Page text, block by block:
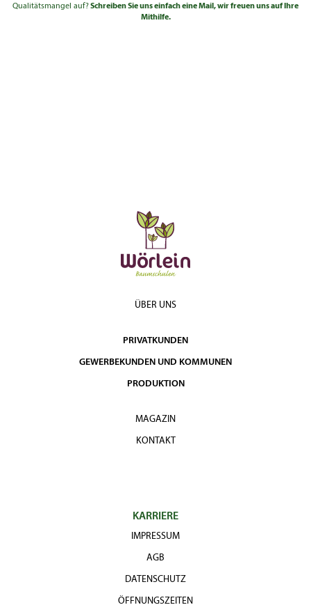
Qualitätsmangel auf?Schreiben Sie uns einfach eine Mail, wir freuen uns auf Ihre
Mithilfe.
ÜBER UNS
PRIVATKUNDEN
GEWERBEKUNDEN UND KOMMUNEN
PRODUKTION
MAGAZIN
KONTAKT
KARRIERE
IMPRESSUM
AGB
DATENSCHUTZ
ÖFFNUNGSZEITEN